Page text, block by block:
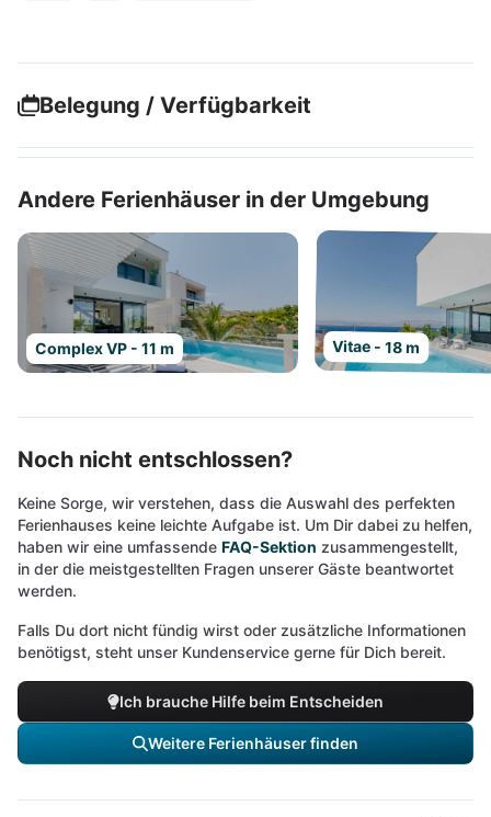
Belegung / Verfügbarkeit
Andere Ferienhäuser in der Umgebung
Complex VP - 11 m Vitae - 18 m
Noch nicht entschlossen?
Keine Sorge, wir verstehen, dass die Auswahl des perfekten
Ferienhauses keine leichte Aufgabe ist. Um Dir dabei zu helfen,
haben wir eine umfassende FAQ-Sektion zusammengestellt,
in der die meistgestellten Fragen unserer Gäste beantwortet
werden.
Falls Du dort nicht fündig wirst oder zusätzliche Informationen
benötigst, steht unser Kundenservice gerne für Dich bereit.
Ich brauche Hilfe beim Entscheiden
Weitere Ferienhäuser finden